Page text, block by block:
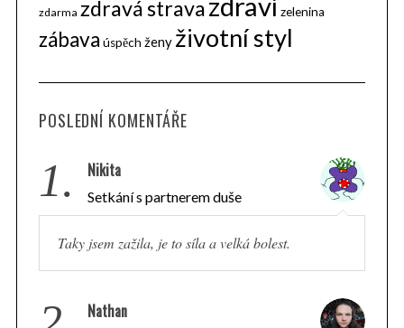
zdarma zdravá strava zelenina
zábava úspěch ženy životní styl
POSLEDNÍ KOMENTÁŘE
1. Nikita
Setkání s partnerem duše
Taky jsem zažila, je to síla a velká bolest.
Nathan